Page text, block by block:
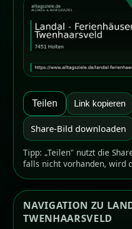
Teilen Link kopieren
Share-Bild downloaden
Tipp: „Teilen" nutzt die
falls nicht vorhanden, wird
NAVIGATION ZU
TWENHAARSVELD